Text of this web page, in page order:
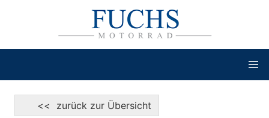
<< zurück zur Übersicht